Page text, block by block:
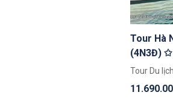
Tour Hà
(4N3Đ)
Sạn 4*
Tour Du